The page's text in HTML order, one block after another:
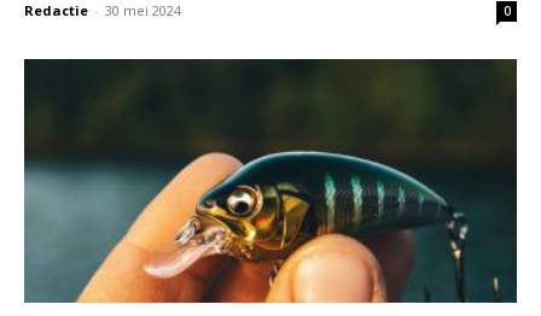
Redactie - 30 mei 2024 0